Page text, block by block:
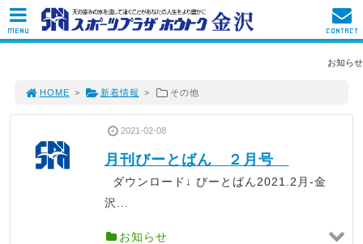
お知らせ
HOME > 新着情報 > その他
2021-02-08
月刊びーとばん ２月号
ダウンロード↓ びーとばん2021.2月-金
沢...
お知らせ
MENU CONTACT